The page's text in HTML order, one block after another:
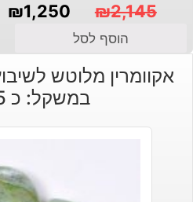
₪2,145
המקורי
היה:
₪1,250
הנוכחי
הוא:
הוסף לסל
במשקל: כ 6.5 קרט